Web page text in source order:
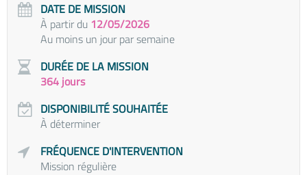
DATE DE MISSION
À partir du 12/05/2026
Au moins un jour par semaine
DURÉE DE LA MISSION
364 jours
DISPONIBILITÉ SOUHAITÉE
À déterminer
FRÉQUENCE D'INTERVENTION
Mission régulière